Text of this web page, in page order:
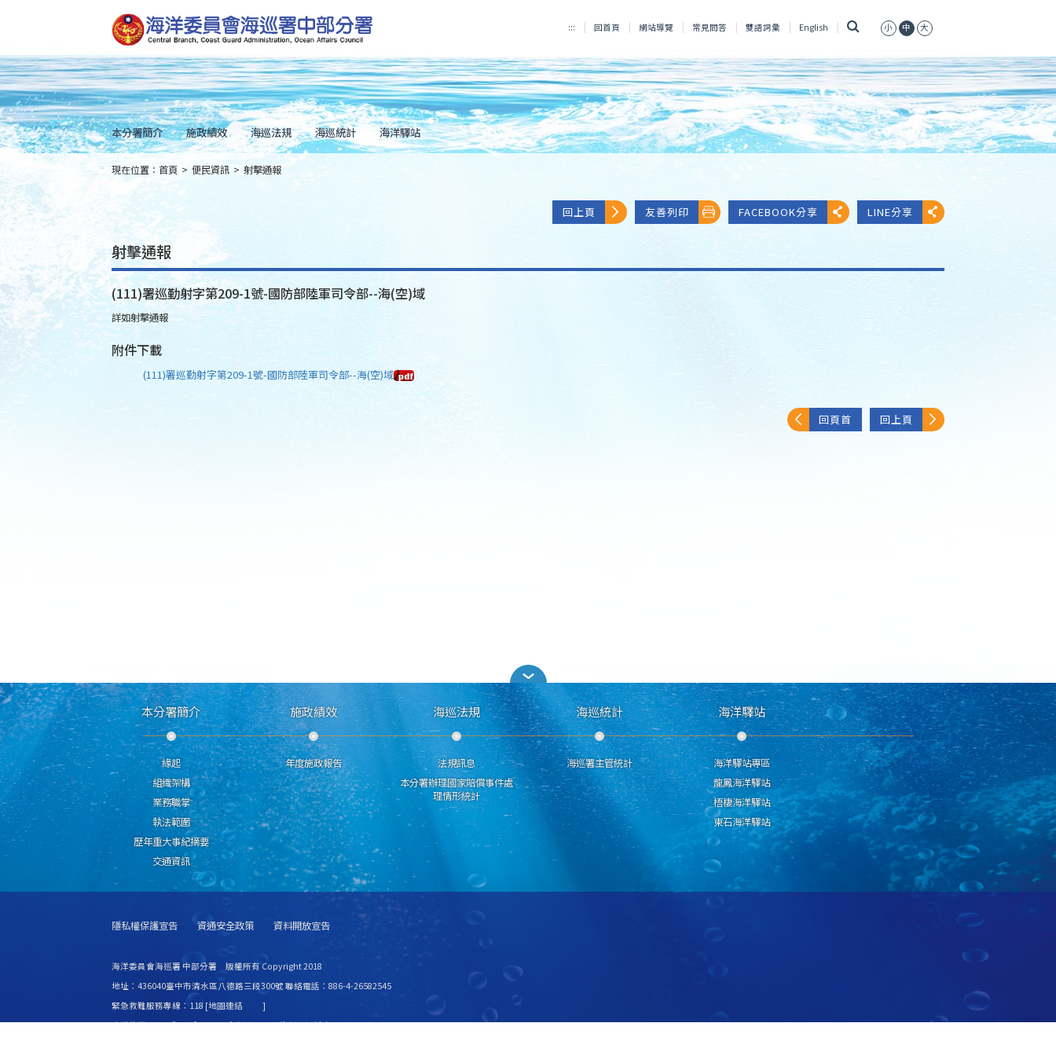
到
主
要
內
容
Skip
to
main
content
::: 回首頁 網站導覽 常見問答 雙語詞彙 English 小 中 大
本分署簡介 施政績效 海巡法規 海巡統計 海洋驛站
::: 現在位置： 首頁 > 便民資訊 > 射擊通報
回上頁 友善列印 FACEBOOK分享 LINE分享
射擊通報
(111)署巡勤射字第209-1號-國防部陸軍司令部--海(空)域
詳如射擊通報
附件下載
(111)署巡勤射字第209-1號-國防部陸軍司令部--海(空)域
回頁首 回上頁
本分署簡介
緣起
組織架構
業務職掌
執法範圍
歷年重大事紀摘要
交通資訊
施政績效
年度施政報告
海巡法規
法規訊息
本分署辦理國家賠償事件處
理情形統計
海巡統計
海巡署主管統計
海洋驛站
海洋驛站專區
龍鳳海洋驛站
梧棲海洋驛站
東石海洋驛站
隱私權保護宣告 資通安全政策 資料開放宣告
海洋委員會海巡署 中部分署 版權所有 Copyright 2018
地址：436040臺中市清水區八德路三段300號 聯絡電話：886-4-26582545
緊急救難服務專線：118 [地圖連結
]
建議使用 IE6.0 或 Firefox2.0 以上瀏覽器，最佳瀏覽解析度 1024x768